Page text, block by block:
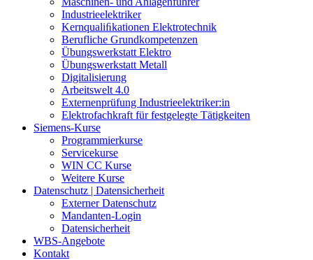
Industrieelektriker
Kernqualiﬁkationen Elektrotechnik
Berufliche Grundkompetenzen
Übungswerkstatt Elektro
Übungswerkstatt Metall
Digitalisierung
Arbeitswelt 4.0
Externenprüfung Industrieelektriker:in
Elektrofachkraft für festgelegte Tätigkeiten
Siemens-Kurse
Programmierkurse
Servicekurse
WIN CC Kurse
Weitere Kurse
Datenschutz | Datensicherheit
Externer Datenschutz
Mandanten-Login
Datensicherheit
WBS-Angebote
Kontakt